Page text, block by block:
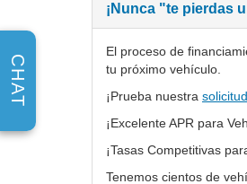
¡Nunca "te pierdas
El proceso de
tu próximo vehículo.
¡Prueba nuestra
¡Excelente APR para
¡Tasas Competitivas
Tenemos cientos de
CHAT